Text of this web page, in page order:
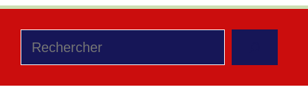
Rechercher